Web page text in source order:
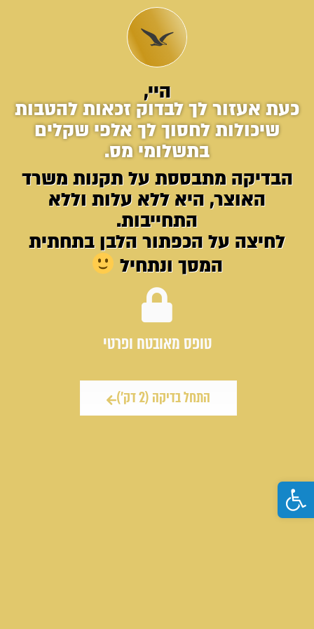
פתח סרגל נגישות
היי,
כעת אעזור לך לבדוק זכאות להטבות
שיכולות לחסוך לך אלפי שקלים
בתשלומי מס.
הבדיקה מתבססת על תקנות משרד
האוצר, היא ללא עלות וללא
התחייבות.
לחיצה על הכפתור הלבן בתחתית
המסך ונתחיל
טופס מאובטח ופרטי
התחל בדיקה (2 דק')